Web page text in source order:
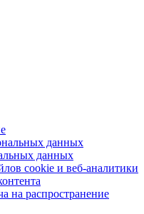
данных
данных
cookie и веб-аналитики
на распространение